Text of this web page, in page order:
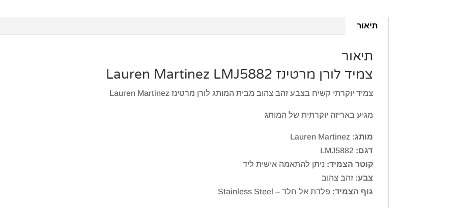
תיאור
תיאור
צמיד לורן מרטינז Lauren Martinez LMJ5882
צמיד יוקרתי קשיח בצבע זהב צהוב מבית המותג לורן מרטינז Lauren Martinez
מגיע באריזה יוקרתית של המותג
מותג:
דגם:
קוטר הצמיד: ניתן להתאמה אישית ליד
צבע: זהב צהוב
גוף הצמיד: פלדת אל חלד – Stainless Steel